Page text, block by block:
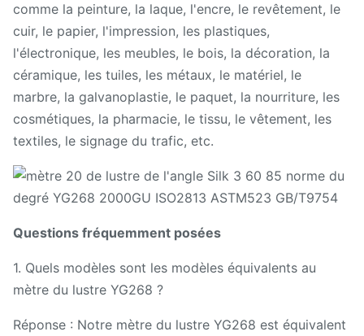
comme la peinture, la laque, l'encre, le revêtement, le
cuir, le papier, l'impression, les plastiques,
l'électronique, les meubles, le bois, la décoration, la
céramique, les tuiles, les métaux, le matériel, le
marbre, la galvanoplastie, le paquet, la nourriture, les
cosmétiques, la pharmacie, le tissu, le vêtement, les
textiles, le signage du trafic, etc.
Questions fréquemment posées
1. Quels modèles sont les modèles équivalents au
mètre du lustre YG268 ?
Réponse : Notre mètre du lustre YG268 est équivalent